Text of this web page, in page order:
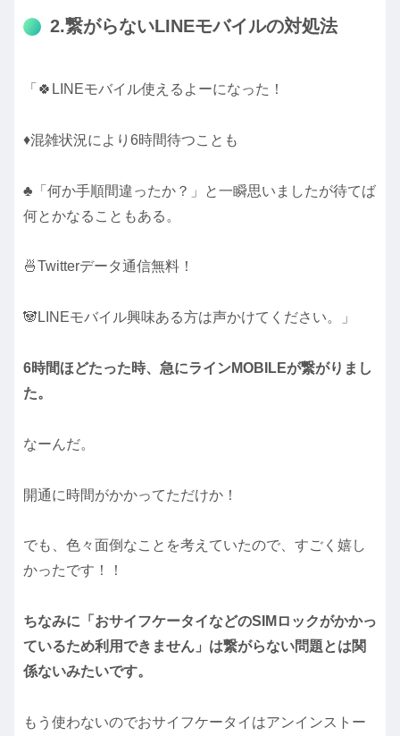
2.繋がらないLINEモバイルの対処法
「🍀LINEモバイル使えるよーになった！
♦混雑状況により6時間待つことも
♣「何か手順間違ったか？」と一瞬思いましたが待てば
何とかなることもある。
🍜Twitterデータ通信無料！
🐼LINEモバイル興味ある方は声かけてください。」
6時間ほどたった時、急にラインMOBILEが繋がりまし
た。
なーんだ。
開通に時間がかかってただけか！
でも、色々面倒なことを考えていたので、すごく嬉し
かったです！！
ちなみに「おサイフケータイなどのSIMロックがかかっ
ているため利用できません」は繋がらない問題とは関
係ないみたいです。
もう使わないのでおサイフケータイはアンインストー